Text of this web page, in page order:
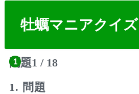
牡蠣マニアクイズ
問題1 / 18
1 . 問題